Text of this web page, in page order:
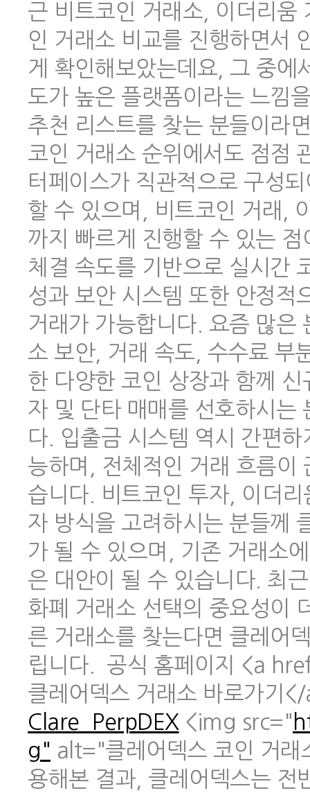
근 비트코인 거래소, 이더리움
인 거래소 비교를 진행하면서
게 확인해보았는데요, 그 중에
도가 높은 플랫폼이라는 느낌
추천 리스트를 찾는 분들이라
코인 거래소 순위에서도 점점
터페이스가 직관적으로 구성
할 수 있으며, 비트코인 거래,
까지 빠르게 진행할 수 있는
체결 속도를 기반으로 실시간
성과 보안 시스템 또한 안정적
거래가 가능합니다. 요즘 많은
소 보안, 거래 속도, 수수료 부
한 다양한 코인 상장과 함께
자 및 단타 매매를 선호하시는
다. 입출금 시스템 역시 간편
능하며, 전체적인 거래 흐름이
습니다. 비트코인 투자, 이더
자 방식을 고려하시는 분들께
가 될 수 있으며, 기존 거래소
은 대안이 될 수 있습니다. 최
화폐 거래소 선택의 중요성이
른 거래소를 찾는다면 클레어
립니다. 공식 홈페이지 <a
클레어덱스 거래소 바로가기
Clare_PerpDEX <img src="
g" alt="클레어덱스 코인 거래
용해본 결과, 클레어덱스는 전